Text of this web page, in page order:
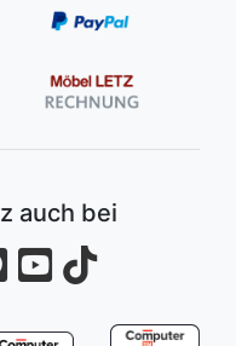
auch bei